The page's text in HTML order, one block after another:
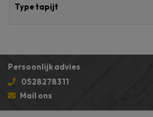
Type tapijt
Persoonlijk advies
0528278311
Mail ons